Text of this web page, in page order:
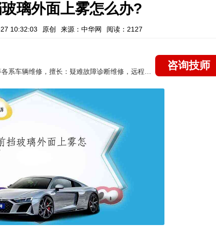
璃外面上雾怎么办?
10:32:03 原创 来源：中华网 阅读：2127
咨询技师